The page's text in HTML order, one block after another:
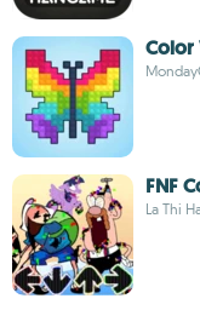
Color
FNF
La Thi